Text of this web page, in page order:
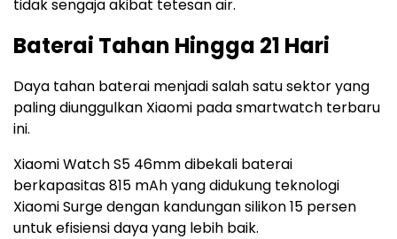
tidak sengaja akibat tetesan air.
Baterai Tahan Hingga 21 Hari
Daya tahan baterai menjadi salah satu sektor yang
paling diunggulkan Xiaomi pada smartwatch terbaru
ini.
Xiaomi Watch S5 46mm dibekali baterai
berkapasitas 815 mAh yang didukung teknologi
Xiaomi Surge dengan kandungan silikon 15 persen
untuk efisiensi daya yang lebih baik.